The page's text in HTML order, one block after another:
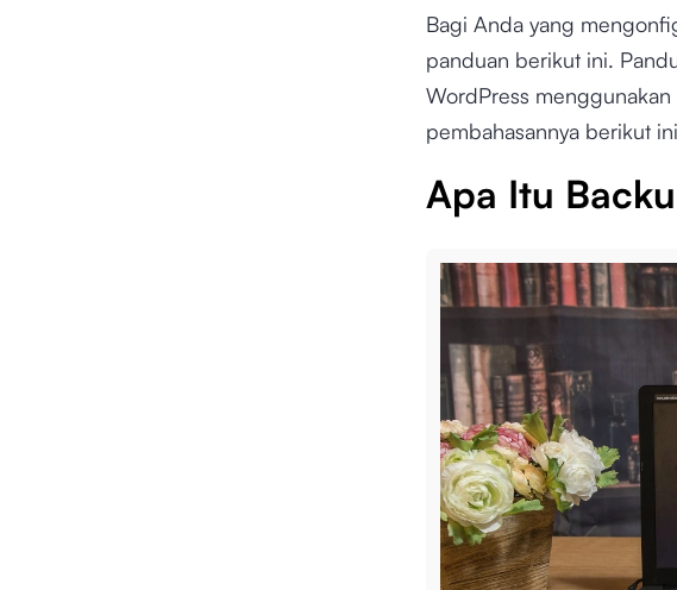
Bagi Anda yang
panduan berikut ini.
WordPress menggunakan
pembahasannya berikut
Apa Itu